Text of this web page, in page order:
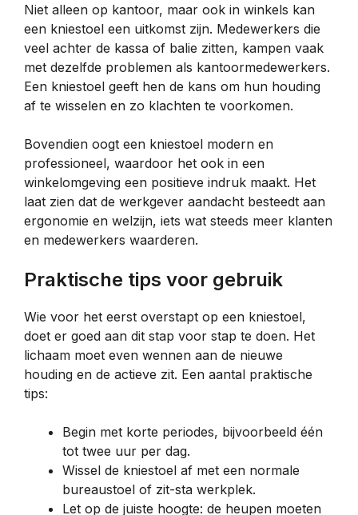
Niet alleen op kantoor, maar ook in winkels kan
een kniestoel een uitkomst zijn. Medewerkers die
veel achter de kassa of balie zitten, kampen vaak
met dezelfde problemen als kantoormedewerkers.
Een kniestoel geeft hen de kans om hun houding
af te wisselen en zo klachten te voorkomen.
Bovendien oogt een kniestoel modern en
professioneel, waardoor het ook in een
winkelomgeving een positieve indruk maakt. Het
laat zien dat de werkgever aandacht besteedt aan
ergonomie en welzijn, iets wat steeds meer klanten
en medewerkers waarderen.
Praktische tips voor gebruik
Wie voor het eerst overstapt op een kniestoel,
doet er goed aan dit stap voor stap te doen. Het
lichaam moet even wennen aan de nieuwe
houding en de actieve zit. Een aantal praktische
tips:
Begin met korte periodes, bijvoorbeeld één
tot twee uur per dag.
Wissel de kniestoel af met een normale
bureaustoel of zit-sta werkplek.
Let op de juiste hoogte: de heupen moeten